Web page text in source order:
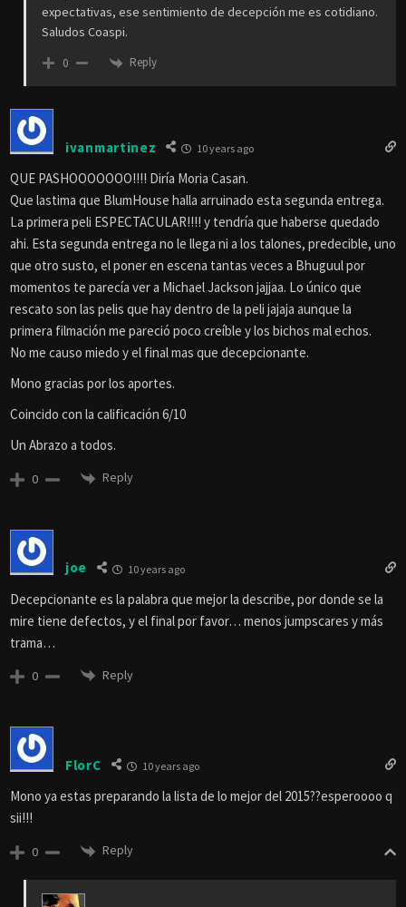
expectativas, ese sentimiento de decepción me es cotidiano.
Saludos Coaspi.
0 Reply
ivanmartinez 10 years ago
QUE PASHOOOOOOO!!!! Diría Moria Casan.
Que lastima que BlumHouse halla arruinado esta segunda entrega.
La primera peli ESPECTACULAR!!!! y tendría que haberse quedado
ahi. Esta segunda entrega no le llega ni a los talones, predecible, uno
que otro susto, el poner en escena tantas veces a Bhuguul por
momentos te parecía ver a Michael Jackson jajjaa. Lo único que
rescato son las pelis que hay dentro de la peli jajaja aunque la
primera filmación me pareció poco creíble y los bichos mal echos.
No me causo miedo y el final mas que decepcionante.
Mono gracias por los aportes.
Coincido con la calificación 6/10
Un Abrazo a todos.
0 Reply
joe 10 years ago
Decepcionante es la palabra que mejor la describe, por donde se la
mire tiene defectos, y el final por favor… menos jumpscares y más
trama…
0 Reply
FlorC 10 years ago
Mono ya estas preparando la lista de lo mejor del 2015??esperoooo q
sii!!!
0 Reply